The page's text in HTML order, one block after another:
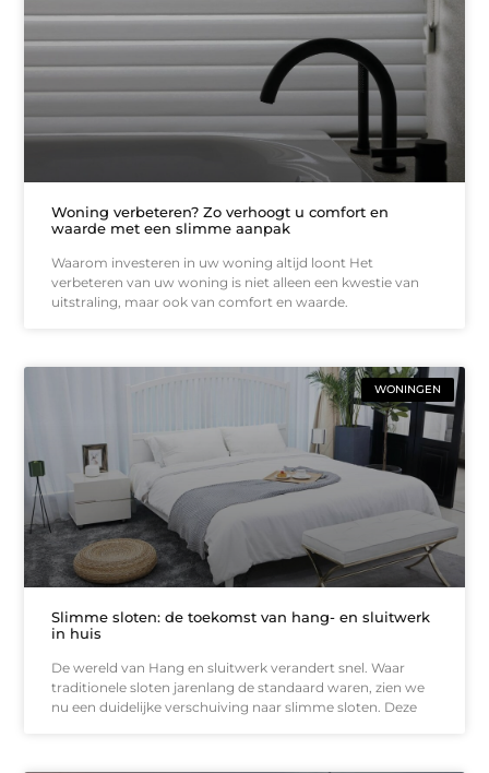
Woning verbeteren? Zo verhoogt u comfort en
waarde met een slimme aanpak
Waarom investeren in uw woning altijd loont Het
verbeteren van uw woning is niet alleen een kwestie van
uitstraling, maar ook van comfort en waarde.
WONINGEN
Slimme sloten: de toekomst van hang- en sluitwerk
in huis
De wereld van Hang en sluitwerk verandert snel. Waar
traditionele sloten jarenlang de standaard waren, zien we
nu een duidelijke verschuiving naar slimme sloten. Deze